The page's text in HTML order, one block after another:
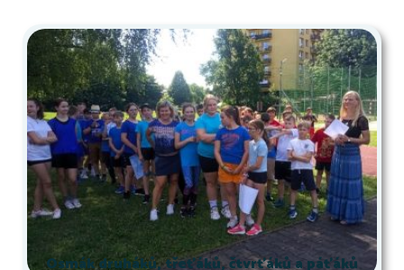
Osmák druháků, třeťáků, čtvrťáků a páťáků